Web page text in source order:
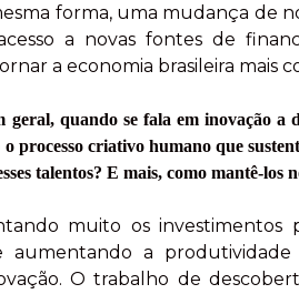
forma, uma mudança de
a novas fontes de
a economia brasileira mais
quando se fala em inovação a
processo criativo humano que
talentos? E mais, como mantê-los
muito os investimentos
a produtividade
O trabalho de